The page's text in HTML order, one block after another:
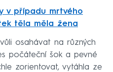
v případu mrtvého
těla měla žena
osahávat na různých
počáteční šok a pevné
zorientovat, vytáhla ze